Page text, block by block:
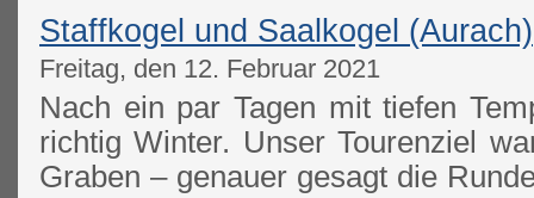
Staffkogel und Saalkogel (Aurach)
Freitag, den 12. Februar 2021
Nach ein par Tagen mit tiefen
richtig Winter. Unser Tourenziel
Graben – genauer gesagt die